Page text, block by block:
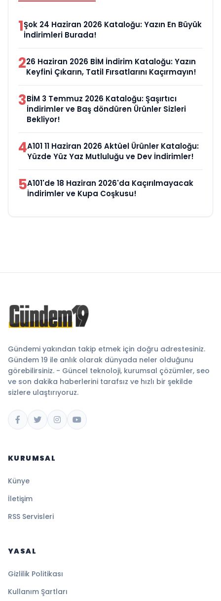
1Şok 24 Haziran 2026 Kataloğu: Yazın En Büyük
İndirimleri Burada!
226 Haziran 2026 BİM İndirim Kataloğu: Yazın
Keyfini Çıkarın, Tatil Fırsatlarını Kaçırmayın!
3BİM 3 Temmuz 2026 Kataloğu: Şaşırtıcı
İndirimler ve Baş döndüren Ürünler Sizleri
Bekliyor!
4A101 11 Haziran 2026 Aktüel Ürünler Kataloğu:
Yüzde Yüz Yaz Mutluluğu ve Dev İndirimler!
5A101'de 18 Haziran 2026'da Kaçırılmayacak
İndirimler ve Kupa Coşkusu!
Gündemi yakından takip etmek için doğru adrestesiniz.
Gündem 19 ile anlık olarak dünyada neler olduğunu
görebilirsiniz. - Güncel teknoloji, kurumsal çözümler, seo
ve son dakika haberlerini tarafsız ve hızlı bir şekilde
sizlere ulaştırıyoruz.
KURUMSAL
Künye
İletişim
RSS Servisleri
YASAL
Gizlilik Politikası
Kullanım Şartları